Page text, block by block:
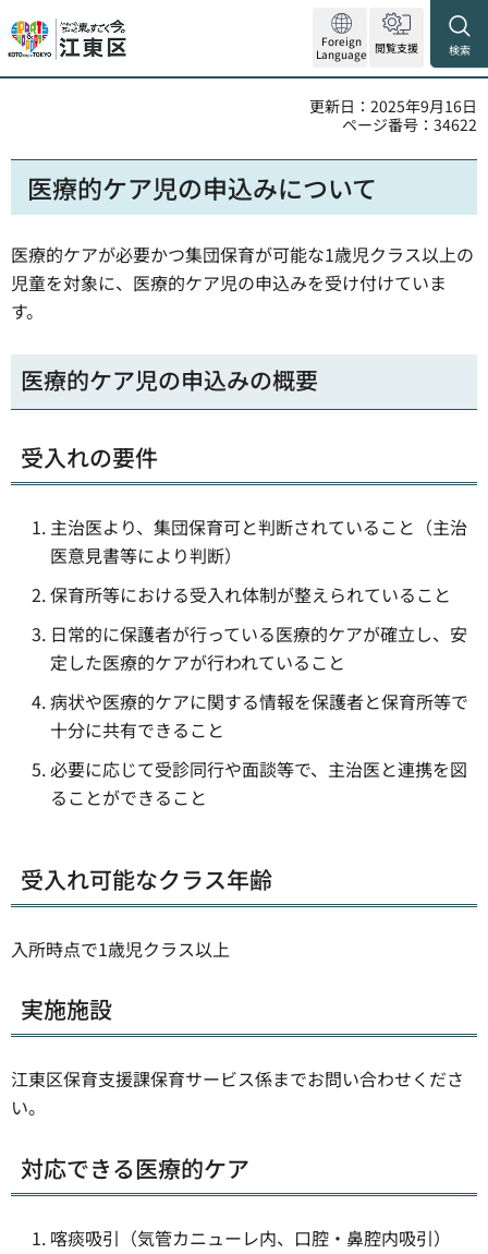
Foreign
Language 閲覧支援 検索
更新日：2025年9月16日
ページ番号：34622
医療的ケア児の申込みについて
医療的ケアが必要かつ集団保育が可能な1歳児クラス以上の
児童を対象に、医療的ケア児の申込みを受け付けていま
す。
医療的ケア児の申込みの概要
受入れの要件
主治医より、集団保育可と判断されていること（主治
医意見書等により判断）
保育所等における受入れ体制が整えられていること
日常的に保護者が行っている医療的ケアが確立し、安
定した医療的ケアが行われていること
病状や医療的ケアに関する情報を保護者と保育所等で
十分に共有できること
必要に応じて受診同行や面談等で、主治医と連携を図
ることができること
受入れ可能なクラス年齢
入所時点で1歳児クラス以上
実施施設
江東区保育支援課保育サービス係までお問い合わせくださ
い。
対応できる医療的ケア
喀痰吸引（気管カニューレ内、口腔・鼻腔内吸引）